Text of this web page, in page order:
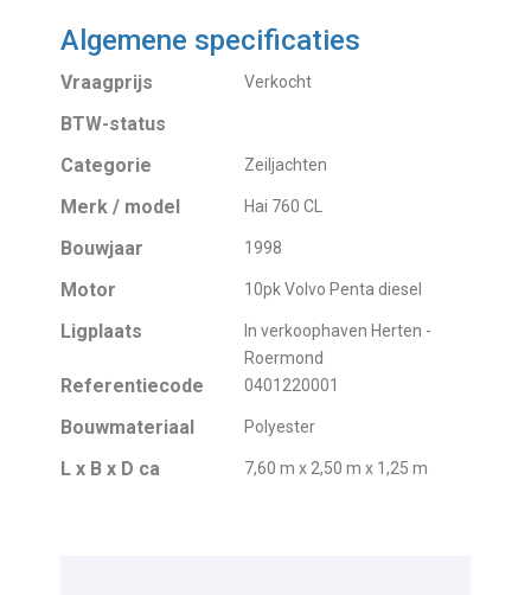
Algemene specificaties
Vraagprijs Verkocht
BTW-status
Categorie
Zeiljachten
Merk / model Hai 760 CL
Bouwjaar 1998
Motor 10pk Volvo Penta diesel
Ligplaats
In verkoophaven Herten -
Roermond
Referentiecode 0401220001
Bouwmateriaal Polyester
L x B x D ca 7,60 m x 2,50 m x 1,25 m